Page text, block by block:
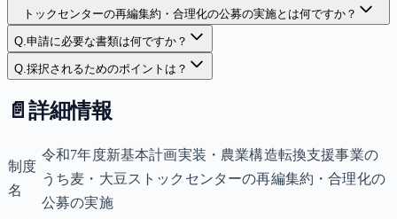
トックセンターの再編集約・合理化の公募の実施とは何ですか？
Q.申請に必要な書類は何ですか？
Q.採択されるためのポイントは？
📄 詳細情報
制度
名
令和7年度新基本計画実装・農業構造転換支援事業の
うち麦・大豆ストックセンターの再編集約・合理化の
公募の実施